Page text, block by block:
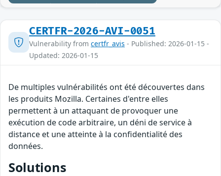
CERTFR-2026-AVI-0051
Vulnerability from certfr_avis - Published: 2026-01-15 -
Updated: 2026-01-15
De multiples vulnérabilités ont été découvertes dans
les produits Mozilla. Certaines d'entre elles
permettent à un attaquant de provoquer une
exécution de code arbitraire, un déni de service à
distance et une atteinte à la confidentialité des
données.
Solutions